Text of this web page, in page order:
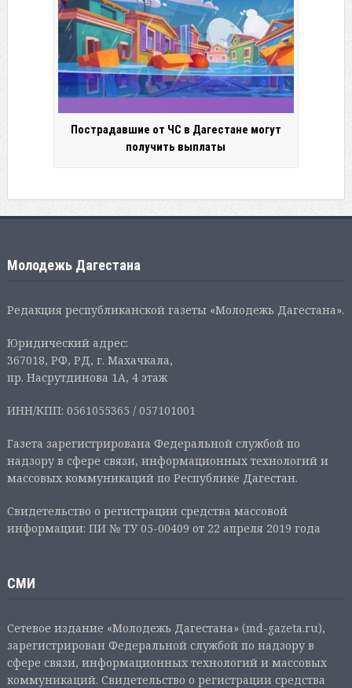
Пострадавшие от ЧС в Дагестане могут
получить выплаты
Молодежь Дагестана
Редакция республиканской газеты «Молодежь Дагестана».
Юридический адрес:
367018, РФ, РД, г. Махачкала,
пр. Насрутдинова 1А, 4 этаж
ИНН/КПП: 0561055365 / 057101001
Газета зарегистрирована Федеральной службой по
надзору в сфере связи, информационных технологий и
массовых коммуникаций по Республике Дагестан.
Свидетельство о регистрации средства массовой
информации: ПИ № ТУ 05-00409 от 22 апреля 2019 года
СМИ
Сетевое издание «Молодежь Дагестана» (md-gazeta.ru),
зарегистрирован Федеральной службой по надзору в
сфере связи, информационных технологий и массовых
коммуникаций. Свидетельство о регистрации средства